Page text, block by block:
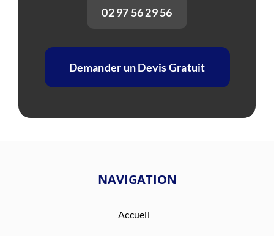
02 97 56 29 56
Demander un Devis Gratuit
NAVIGATION
Accueil